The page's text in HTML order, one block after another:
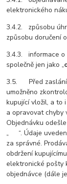
elektronického
3.4.2. způsobu
způsobu doručení
3.4.3. informace o
společně jen jako „
3.5. Před
umožněno
kupující vložil, a to
a opravovat chyby
Objednávku
„ “. Údaje
za správné.
obdržení
elektronické pošty
objednávce (dále